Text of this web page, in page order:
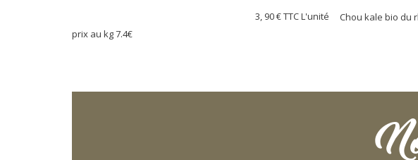
3, 90 €TTC L'unité
Chou kale bio du
prix au kg 7.4€